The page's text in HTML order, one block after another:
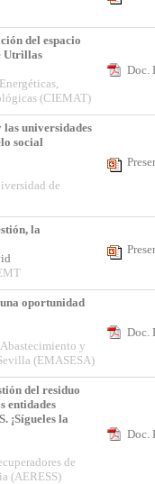
del espacio
Utrillas
(CIEMAT)
Doc.
las universidades
social
de
la
oportunidad
y
(EMASESA)
Doc.
del residuo
entidades
¡Sígueles la
de
(AERESS)
Doc.